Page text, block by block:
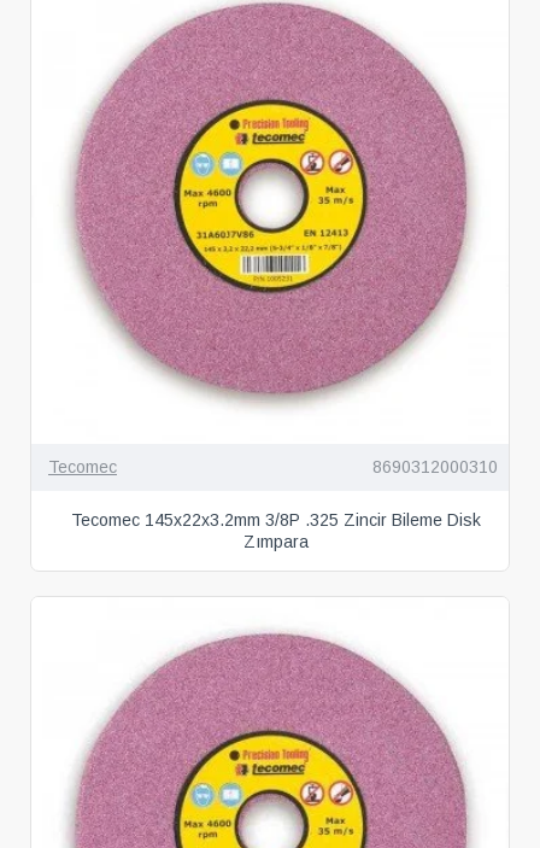
Tecomec 8690312000310
Tecomec 145x22x3.2mm 3/8P .325 Zincir Bileme Disk
Zımpara